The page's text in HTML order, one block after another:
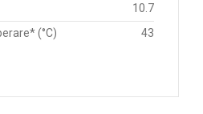
10.7
(°C)
43